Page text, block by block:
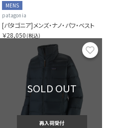
MENS
patagonia
[パタゴニア]メンズ・ナノ・パフ・ベスト
￥28,050 (税込)
気に入り
SOLD OUT
再入荷受付